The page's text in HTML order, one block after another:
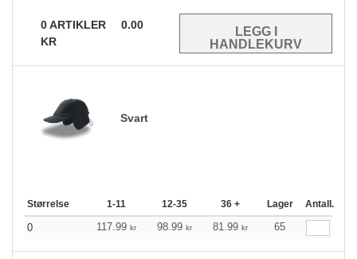
0ARTIKLER
0.00
KR
Svart
Størrelse 1-11 12-35 36 + Lager Antall.
0 117.99 kr 98.99 kr 81.99 kr 65